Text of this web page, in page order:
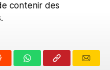
contenir des